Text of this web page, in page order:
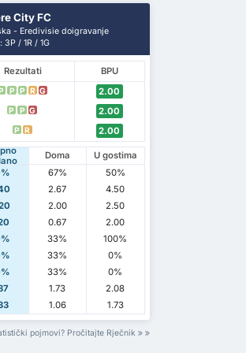
City FC
- Eredivisie doigravanje
3P / 1R / 1G
Rezultati
BPU
P P R G
2.00
P P G
2.00
P R 2.00
Doma
U gostima
67%
50%
2.67
4.50
2.00
2.50
0.67
2.00
33%
100%
33%
0%
33%
0%
1.73
2.08
1.06 1.73
pojmovi? Pročitajte Rječnik